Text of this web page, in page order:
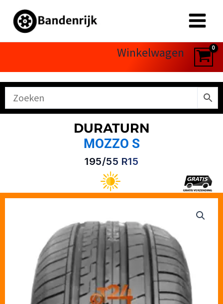
naar
Winkelwagen
DURATURN
MOZZO S
195/55 R15